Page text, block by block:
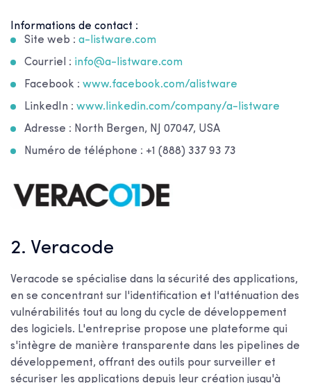
Informations de contact :
Site web : a-listware.com
Courriel : info@a-listware.com
Facebook : www.facebook.com/alistware
LinkedIn : www.linkedin.com/company/a-listware
Adresse : North Bergen, NJ 07047, USA
Numéro de téléphone : +1 (888) 337 93 73
2. Veracode
Veracode se spécialise dans la sécurité des applications,
en se concentrant sur l'identification et l'atténuation des
vulnérabilités tout au long du cycle de développement
des logiciels. L'entreprise propose une plateforme qui
s'intègre de manière transparente dans les pipelines de
développement, offrant des outils pour surveiller et
sécuriser les applications depuis leur création jusqu'à